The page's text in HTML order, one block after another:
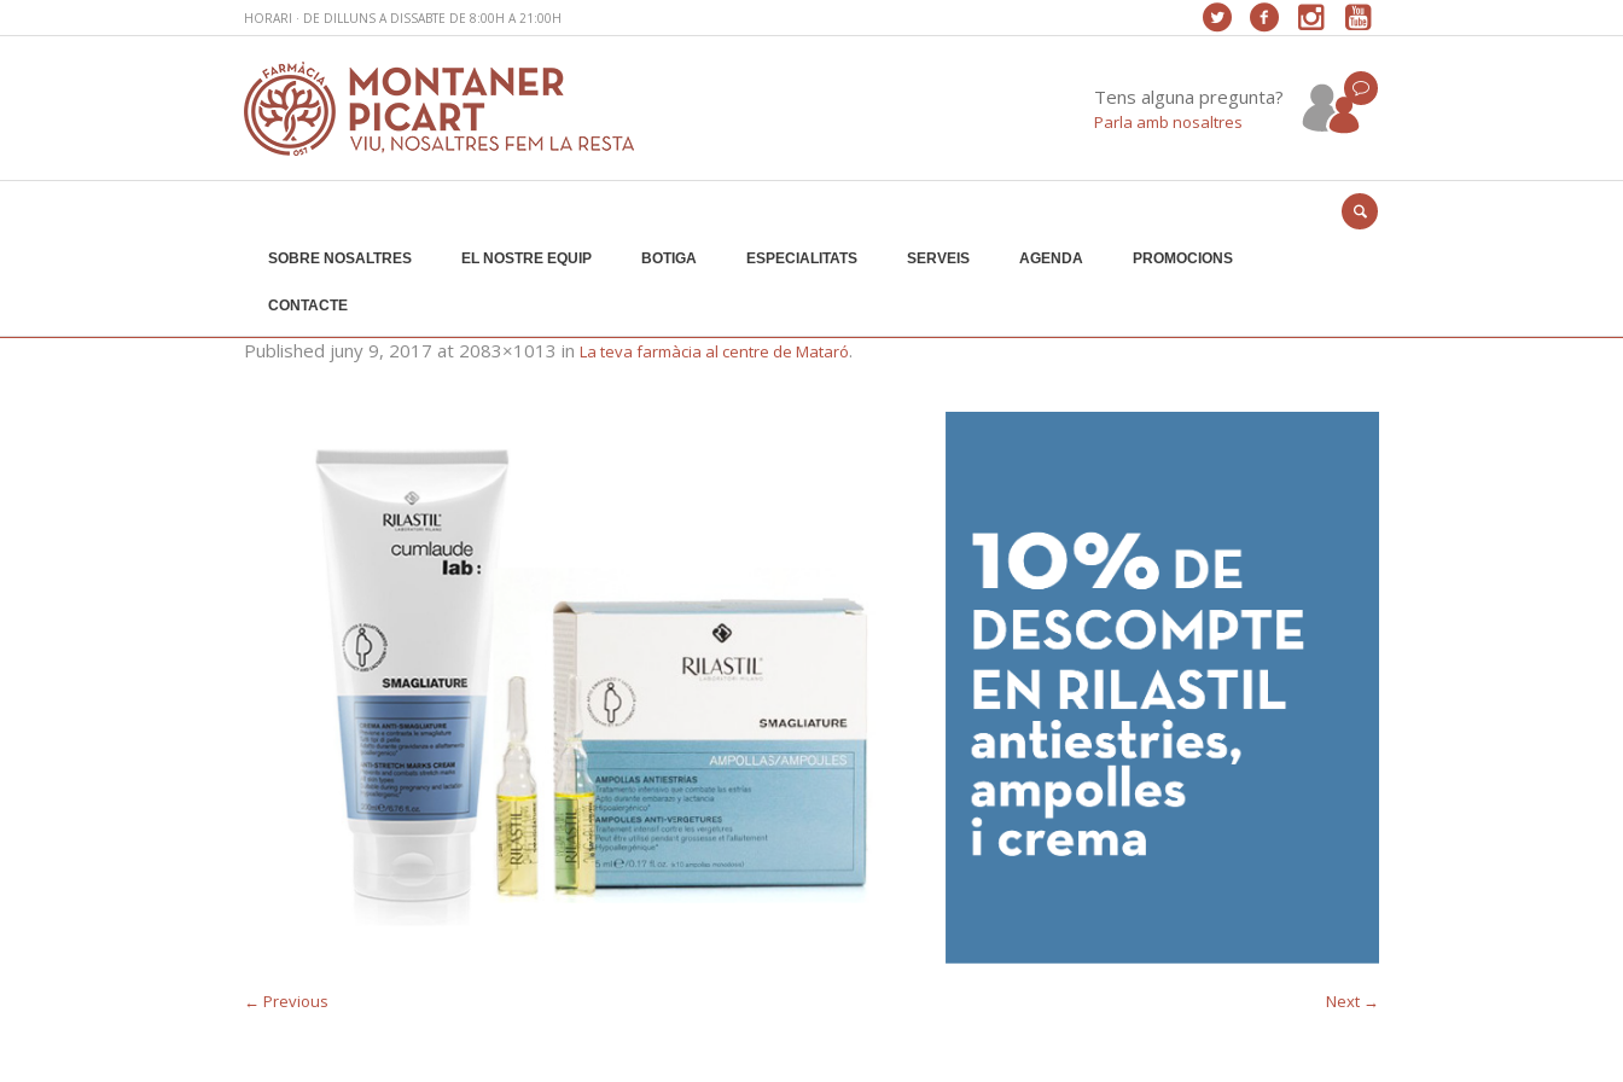
HORARI · DE DILLUNS A DISSABTE DE 8:00H A 21:00H
Tens alguna pregunta?
Parla amb nosaltres
SOBRE NOSALTRES EL NOSTRE EQUIP BOTIGA ESPECIALITATS SERVEIS AGENDA PROMOCIONS
CONTACTE
Published juny 9, 2017 at 2083×1013 in La teva farmàcia al centre de Mataró.
← Previous Next →